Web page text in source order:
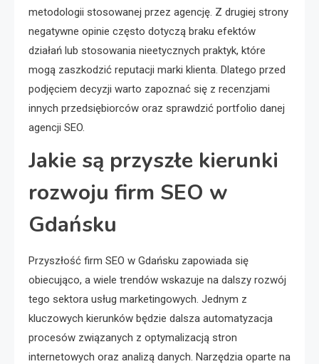
metodologii stosowanej przez agencję. Z drugiej strony
negatywne opinie często dotyczą braku efektów
działań lub stosowania nieetycznych praktyk, które
mogą zaszkodzić reputacji marki klienta. Dlatego przed
podjęciem decyzji warto zapoznać się z recenzjami
innych przedsiębiorców oraz sprawdzić portfolio danej
agencji SEO.
Jakie są przyszłe kierunki
rozwoju firm SEO w
Gdańsku
Przyszłość firm SEO w Gdańsku zapowiada się
obiecująco, a wiele trendów wskazuje na dalszy rozwój
tego sektora usług marketingowych. Jednym z
kluczowych kierunków będzie dalsza automatyzacja
procesów związanych z optymalizacją stron
internetowych oraz analizą danych. Narzędzia oparte na